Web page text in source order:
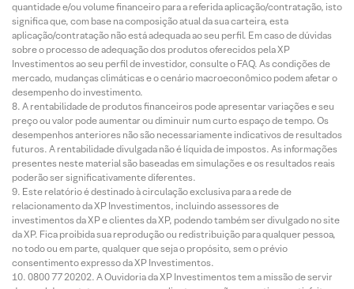
quantidade e/ou volume financeiro para a referida aplicação/contratação, isto
significa que, com base na composição atual da sua carteira, esta
aplicação/contratação não está adequada ao seu perfil. Em caso de dúvidas
sobre o processo de adequação dos produtos oferecidos pela XP
Investimentos ao seu perfil de investidor, consulte o FAQ. As condições de
mercado, mudanças climáticas e o cenário macroeconômico podem afetar o
desempenho do investimento.
A rentabilidade de produtos financeiros pode apresentar variações e seu
preço ou valor pode aumentar ou diminuir num curto espaço de tempo. Os
desempenhos anteriores não são necessariamente indicativos de resultados
futuros. A rentabilidade divulgada não é líquida de impostos. As informações
presentes neste material são baseadas em simulações e os resultados reais
poderão ser significativamente diferentes.
Este relatório é destinado à circulação exclusiva para a rede de
relacionamento da XP Investimentos, incluindo assessores de
investimentos da XP e clientes da XP, podendo também ser divulgado no site
da XP. Fica proibida sua reprodução ou redistribuição para qualquer pessoa,
no todo ou em parte, qualquer que seja o propósito, sem o prévio
consentimento expresso da XP Investimentos.
0800 77 20202. A Ouvidoria da XP Investimentos tem a missão de servir